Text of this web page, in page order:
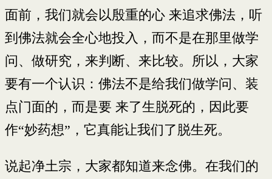
面前，我们就会以殷重的心 来追求佛法，听
到佛法就会全心地投入，而不是在那里做学
问、做研究，来判断、来比较。所以，大家
要有一个认识：佛法不是给我们做学问、装
点门面的，而是要 来了生脱死的，因此要
作“妙药想”，它真能让我们了脱生死。
说起净土宗，大家都知道来念佛。在我们的